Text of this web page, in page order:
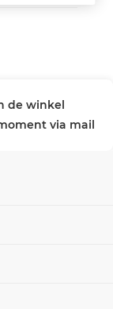
de winkel
via mail